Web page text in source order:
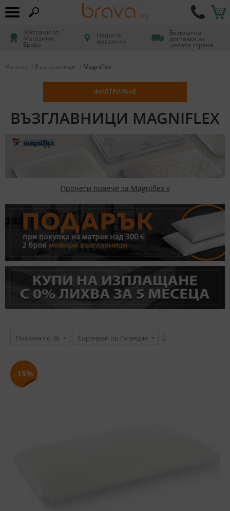
Матраци от
Магазини
Брава
Нашите
магазини
Безплатна
доставка за
цялата страна
Начало Възглавници Magniflex
ВЪЗГЛАВНИЦИ MAGNIFLEX
Прочети повече за Magniflex »
Покажи по 36 Сортирай по Позиция
-15%
ФИЛТРИРАНЕ